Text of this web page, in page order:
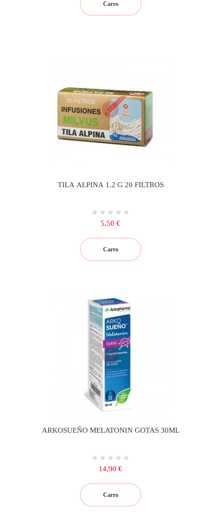
Carro
TILA ALPINA 1.2 G 20 FILTROS
Precio
5,50 €
Carro
ARKOSUEÑO MELATONIN GOTAS 30ML
Precio
14,90 €
Carro